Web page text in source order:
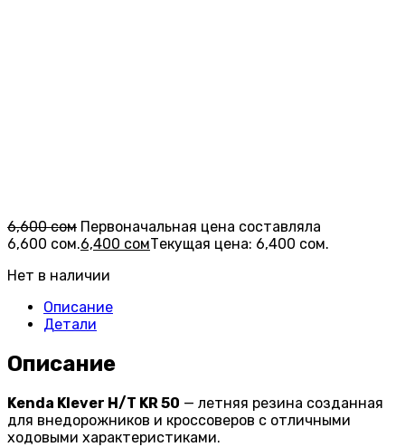
6,600сом Первоначальная цена составляла
6,600 сом.6,400 сомТекущая цена: 6,400 сом.
Нет в наличии
Описание
Детали
Описание
Kenda Klever H/T KR 50 — летняя резина созданная
для внедорожников и кроссоверов с отличными
ходовыми характеристиками.